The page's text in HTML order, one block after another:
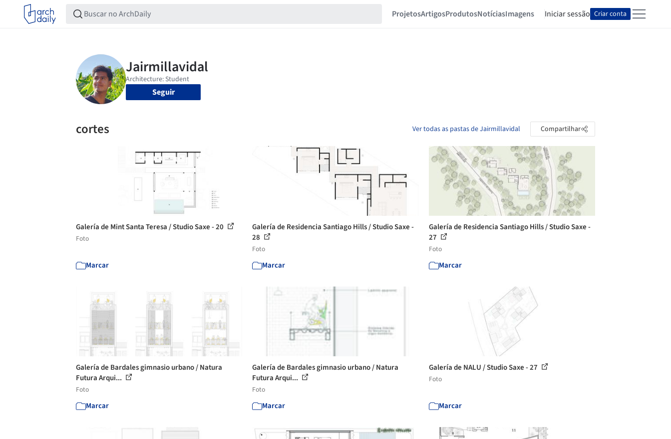
ProjetosArtigosProdutosNotíciasImagens Iniciar sessão Criar conta
Seguir
cortes Ver todas as pastas de Jairmillavidal Compartilhar
Galería de Mint Santa Teresa / Studio Saxe - 20
Foto
Marcar
Galería de Residencia Santiago Hills / Studio Saxe -
28
Foto
Marcar
Galería de Residencia Santiago Hills / Studio Saxe -
27
Foto
Marcar
Galería de Bardales gimnasio urbano / Natura
Futura Arqui...
Foto
Marcar
Galería de Bardales gimnasio urbano / Natura
Futura Arqui...
Foto
Marcar
Galería de NALU / Studio Saxe - 27
Foto
Marcar